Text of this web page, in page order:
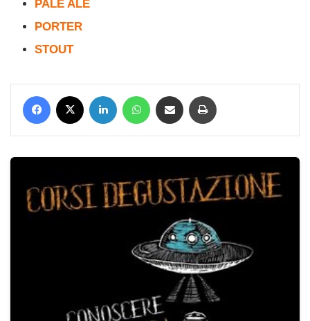
PALE ALE
PORTER
STOUT
Facebook LinkedIn WhatsApp Condividi via mail